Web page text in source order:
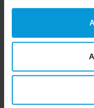
Artikelnummer:916715S
Vermogen:
Bestel artikel.
Ophalen in Wijchen is
Exclusief btw.